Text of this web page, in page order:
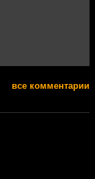
все комментарии